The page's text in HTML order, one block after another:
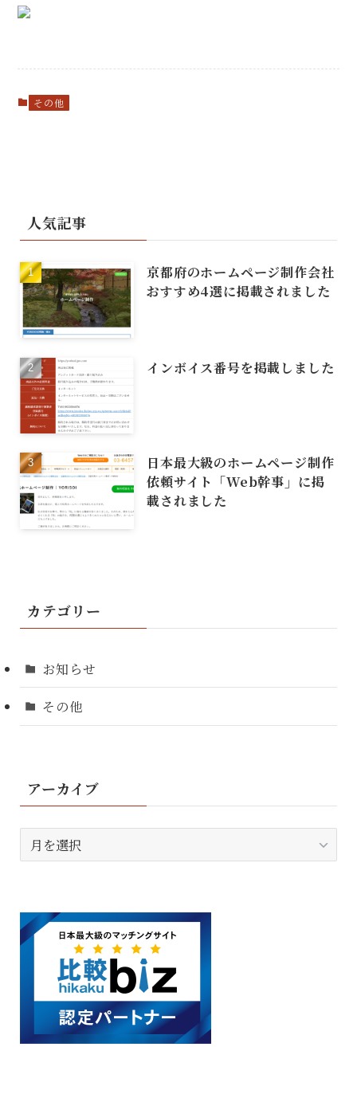
その他
人気記事
京都府のホームページ制作会社
おすすめ4選に掲載されました
インボイス番号を掲載しました
日本最大級のホームページ制作
依頼サイト「Web幹事」に掲
載されました
カテゴリー
お知らせ
その他
アーカイブ
ー
ブ